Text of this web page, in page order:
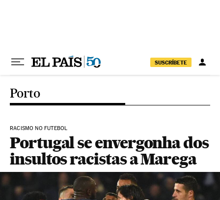
SUSCRÍBETE
Porto
RACISMO NO FUTEBOL
Portugal se envergonha dos
insultos racistas a Marega